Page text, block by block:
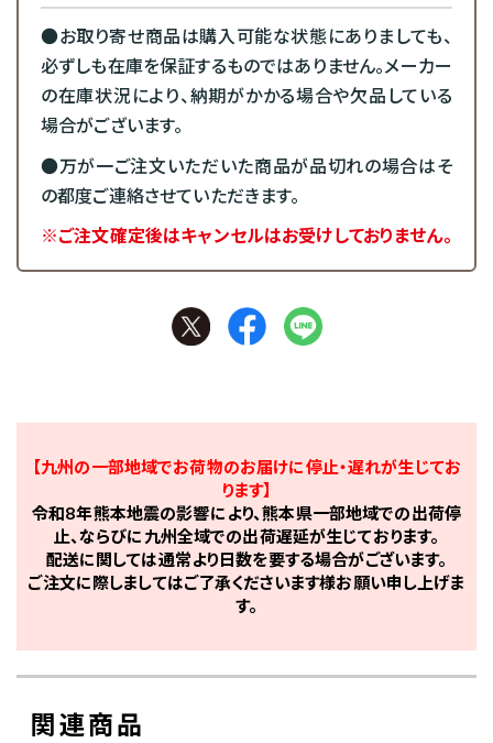
●お取り寄せ商品は購入可能な状態にありましても、
必ずしも在庫を保証するものではありません。メーカー
の在庫状況により、納期がかかる場合や欠品している
場合がございます。
●万が一ご注文いただいた商品が品切れの場合はそ
の都度ご連絡させていただきます。
※ご注文確定後はキャンセルはお受けしておりません。
【九州の一部地域でお荷物のお届けに停止・遅れが生じてお
ります】
令和8年熊本地震の影響により、熊本県一部地域での出荷停
止、ならびに九州全域での出荷遅延が生じております。
配送に関しては通常より日数を要する場合がございます。
ご注文に際しましてはご了承くださいます様お願い申し上げま
す。
関連商品